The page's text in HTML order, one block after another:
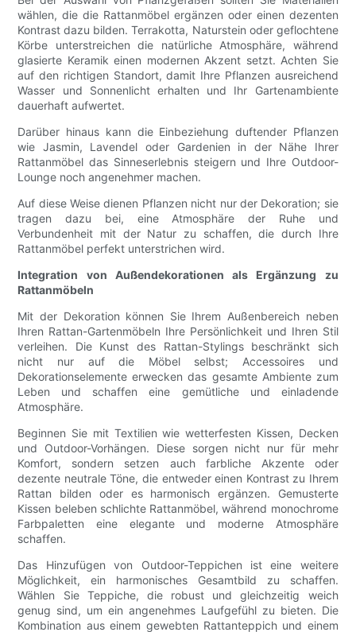
wählen, die die Rattanmöbel ergänzen oder einen dezenten
Kontrast dazu bilden. Terrakotta, Naturstein oder geflochtene
Körbe unterstreichen die natürliche Atmosphäre, während
glasierte Keramik einen modernen Akzent setzt. Achten Sie
auf den richtigen Standort, damit Ihre Pflanzen ausreichend
Wasser und Sonnenlicht erhalten und Ihr Gartenambiente
dauerhaft aufwertet.
Darüber hinaus kann die Einbeziehung duftender Pflanzen
wie Jasmin, Lavendel oder Gardenien in der Nähe Ihrer
Rattanmöbel das Sinneserlebnis steigern und Ihre Outdoor-
Lounge noch angenehmer machen.
Auf diese Weise dienen Pflanzen nicht nur der Dekoration; sie
tragen dazu bei, eine Atmosphäre der Ruhe und
Verbundenheit mit der Natur zu schaffen, die durch Ihre
Rattanmöbel perfekt unterstrichen wird.
Integration von Außendekorationen als Ergänzung zu
Rattanmöbeln
Mit der Dekoration können Sie Ihrem Außenbereich neben
Ihren Rattan-Gartenmöbeln Ihre Persönlichkeit und Ihren Stil
verleihen. Die Kunst des Rattan-Stylings beschränkt sich
nicht nur auf die Möbel selbst; Accessoires und
Dekorationselemente erwecken das gesamte Ambiente zum
Leben und schaffen eine gemütliche und einladende
Atmosphäre.
Beginnen Sie mit Textilien wie wetterfesten Kissen, Decken
und Outdoor-Vorhängen. Diese sorgen nicht nur für mehr
Komfort, sondern setzen auch farbliche Akzente oder
dezente neutrale Töne, die entweder einen Kontrast zu Ihrem
Rattan bilden oder es harmonisch ergänzen. Gemusterte
Kissen beleben schlichte Rattanmöbel, während monochrome
Farbpaletten eine elegante und moderne Atmosphäre
schaffen.
Das Hinzufügen von Outdoor-Teppichen ist eine weitere
Möglichkeit, ein harmonisches Gesamtbild zu schaffen.
Wählen Sie Teppiche, die robust und gleichzeitig weich
genug sind, um ein angenehmes Laufgefühl zu bieten. Die
Kombination aus einem gewebten Rattanteppich und einem